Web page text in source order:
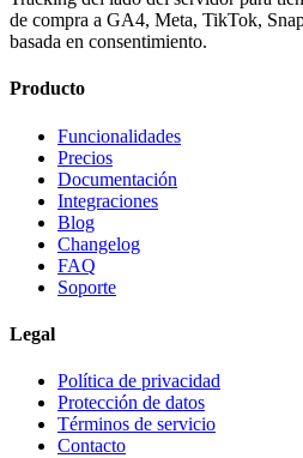
de compra a GA4, Meta, TikTok,
basada en consentimiento.
Producto
Funcionalidades
Precios
Documentación
Integraciones
Blog
Changelog
FAQ
Soporte
Legal
Política de privacidad
Protección de datos
Términos de servicio
Contacto